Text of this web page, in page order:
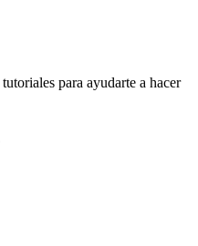
para ayudarte a hacer